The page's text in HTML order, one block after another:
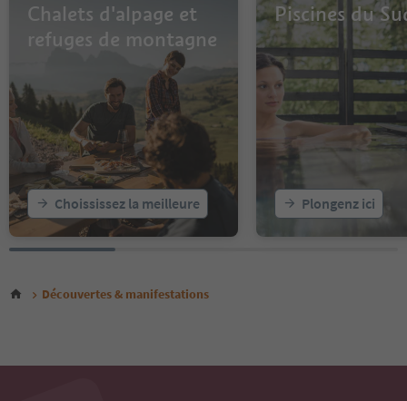
Chalets d'alpage et
refuges de montagne
Choississez la meilleure
Piscines du
Plongenz ici
Découvertes & manifestations